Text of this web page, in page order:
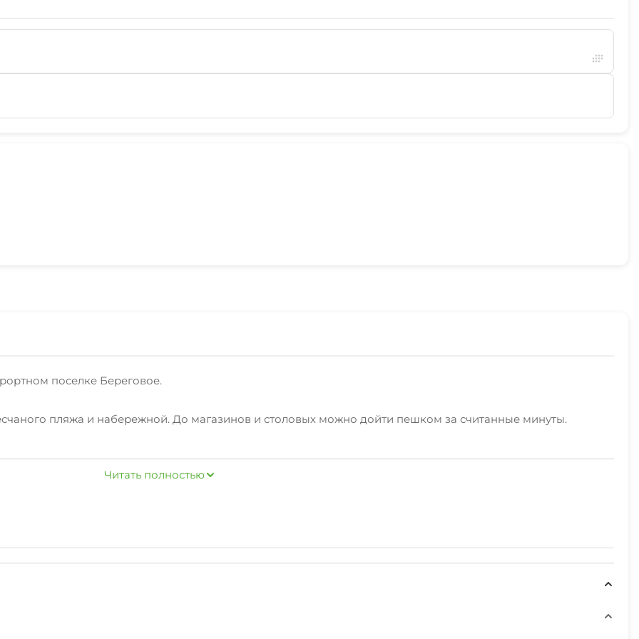
поселке Береговое.
пляжа и набережной. До магазинов и столовых можно дойти пешком за считанные минуты.
многие из гостевых домиков, но и возможность отдыха. Для этого имеется территория в 1,5 раза
площадки, индивидуальных зон отдыха с уютными беседками, расположение мангала, позволяющего
воспользоваться кухней. Для семейного отдыха предлагаются двухкомнатные номера.
насоса обеспечивает бесперебойное снабжение водой в номерах на всех этажах. Горячая вода
Читать полностью